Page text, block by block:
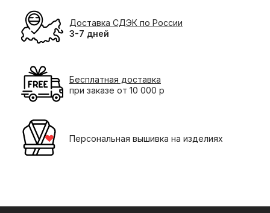
Доставка СДЭК по России
3-7 дней
Бесплатная доставка
при заказе от 10 000 р
Персональная вышивка на изделиях